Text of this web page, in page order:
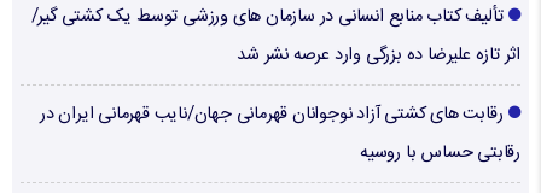
تألیف کتاب منابع انسانی در سازمان های ورزشی توسط یک کشتی گیر/
اثر تازه علیرضا ده بزرگی وارد عرصه نشر شد
رقابت های کشتی آزاد نوجوانان قهرمانی جهان/نایب قهرمانی ایران در
رقابتی حساس با روسیه